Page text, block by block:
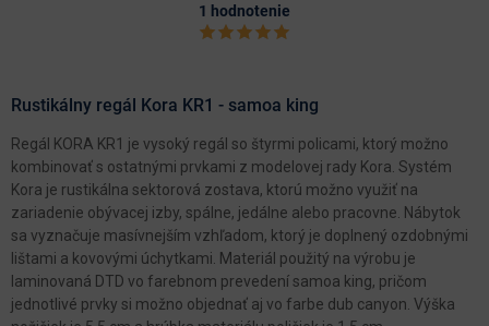
1 hodnotenie
Rustikálny regál Kora KR1 - samoa king
Regál KORA KR1 je vysoký regál so štyrmi policami, ktorý možno
kombinovať s ostatnými prvkami z modelovej rady Kora. Systém
Kora je rustikálna sektorová zostava, ktorú možno využiť na
zariadenie obývacej izby, spálne, jedálne alebo pracovne. Nábytok
sa vyznačuje masívnejším vzhľadom, ktorý je doplnený ozdobnými
lištami a kovovými úchytkami. Materiál použitý na výrobu je
laminovaná DTD vo farebnom prevedení samoa king, pričom
jednotlivé prvky si možno objednať aj vo farbe dub canyon. Výška